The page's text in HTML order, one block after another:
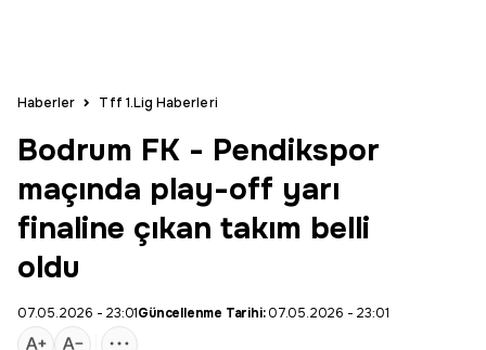
Haberler Tff 1.Lig Haberleri
Bodrum FK - Pendikspor
maçında play-off yarı
finaline çıkan takım belli
oldu
07.05.2026 - 23:01Güncellenme Tarihi:07.05.2026 - 23:01